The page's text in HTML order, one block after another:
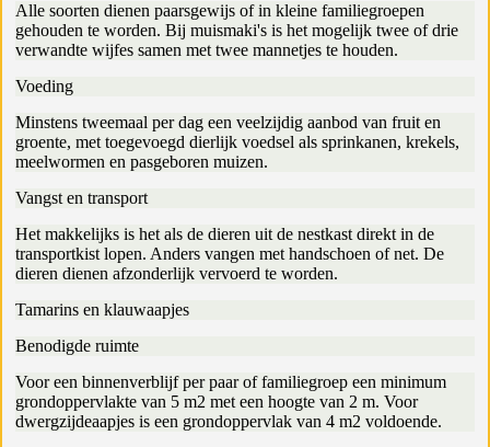
Alle soorten dienen paarsgewijs of in kleine familiegroepen
gehouden te worden. Bij muismaki's is het mogelijk twee of drie
verwandte wijfes samen met twee mannetjes te houden.
Voeding
Minstens tweemaal per dag een veelzijdig aanbod van fruit en
groente, met toegevoegd dierlijk voedsel als sprinkanen, krekels,
meelwormen en pasgeboren muizen.
Vangst en transport
Het makkelijks is het als de dieren uit de nestkast direkt in de
transportkist lopen. Anders vangen met handschoen of net. De
dieren dienen afzonderlijk vervoerd te worden.
Tamarins en klauwaapjes
Benodigde ruimte
Voor een binnenverblijf per paar of familiegroep een minimum
grondoppervlakte van 5 m2 met een hoogte van 2 m. Voor
dwergzijdeaapjes is een grondoppervlak van 4 m2 voldoende.